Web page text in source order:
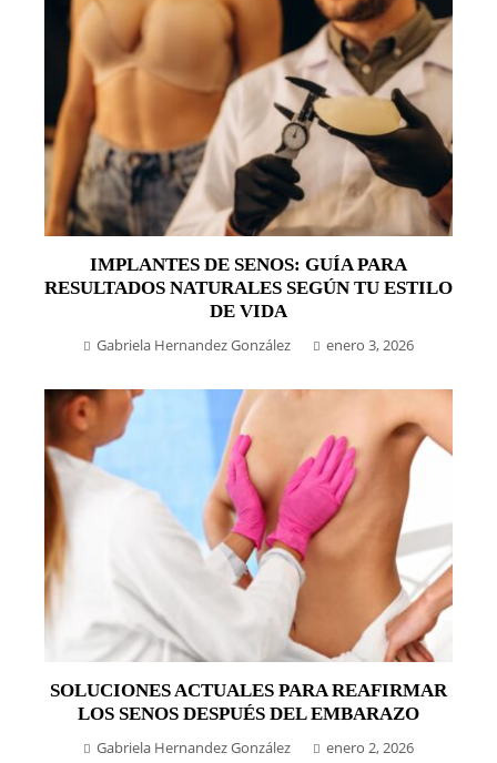
IMPLANTES DE SENOS: GUÍA PARA
RESULTADOS NATURALES SEGÚN TU ESTILO
DE VIDA
Gabriela Hernandez González enero 3, 2026
SOLUCIONES ACTUALES PARA REAFIRMAR
LOS SENOS DESPUÉS DEL EMBARAZO
Gabriela Hernandez González enero 2, 2026